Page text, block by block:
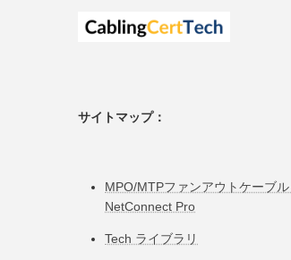
サイトマップ：
MPO/MTPファンアウトケーブル
NetConnect Pro
Tech ライブラリ